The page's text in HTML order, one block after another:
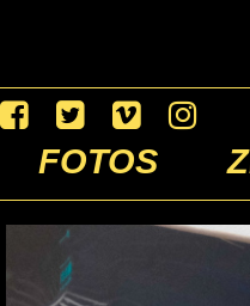
FOTOS